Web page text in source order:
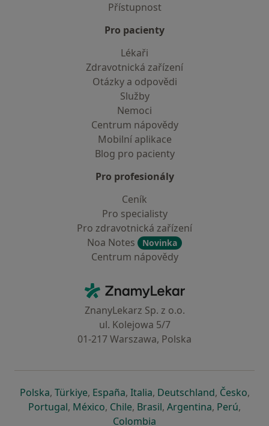
Přístupnost
Pro pacienty
Lékaři
Zdravotnická zařízení
Otázky a odpovědi
Služby
Nemoci
Centrum nápovědy
Mobilní aplikace
Blog pro pacienty
Pro profesionály
Ceník
Pro specialisty
Pro zdravotnická zařízení
Noa Notes
Novinka
Centrum nápovědy
ZnamyLekar - Hlavní stránka
ZnanyLekarz Sp. z o.o.
ul. Kolejowa 5/7
01-217 Warszawa, Polska
Polskase otevře v nové záložce
, Türkiyese otevře v nové záložce
, Españase otevře v nové záložce
, Italiase otevře v nové záložce
, Deutschlandse otevře v
, Českose
,
Portugalse otevře v nové záložce
, Méxicose otevře v nové záložce
, Chilese otevře v nové záložce
, Brasilse otevře v nové
, Argentinase otevře v
, Perúse
,
Colombia